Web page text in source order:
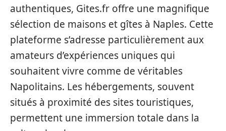
authentiques, Gites.fr offre une magnifique
sélection de maisons et gîtes à Naples. Cette
plateforme s’adresse particulièrement aux
amateurs d’expériences uniques qui
souhaitent vivre comme de véritables
Napolitains. Les hébergements, souvent
situés à proximité des sites touristiques,
permettent une immersion totale dans la